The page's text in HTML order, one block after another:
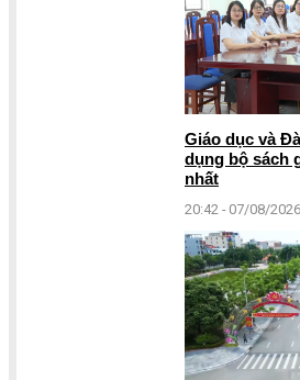
Giáo dục và
dụng bộ sách
nhất
20:42 - 07/08/2026